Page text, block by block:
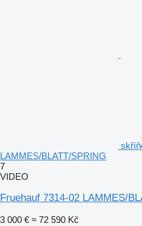
LAMMES/BLATT/SPRING
7
VIDEO
Fruehauf 7314-02 LAMMES/
3 000 € ≈ 72 590 Kč